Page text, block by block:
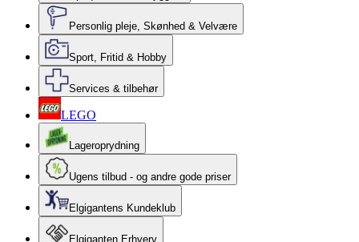
Personlig pleje, Skønhed & Velvære
Sport, Fritid & Hobby
Services & tilbehør
LEGO
Lageroprydning
Ugens tilbud - og andre gode priser
Elgigantens Kundeklub
Elgiganten Erhverv